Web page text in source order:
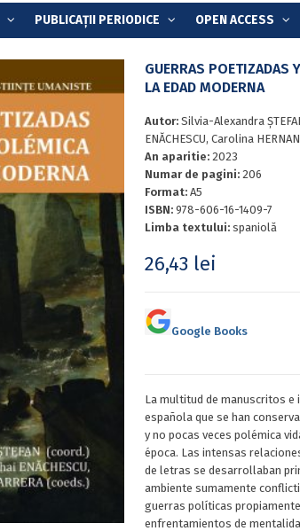
PUBLICAȚII PERIODICE OPEN ACCESS
GUERRAS POETIZADAS
LA EDAD MODERNA
Autor: Silvia-Alexandra
ENĂCHESCU, Carolina
An aparitie: 2023
Numar de pagini: 206
Format: A5
ISBN: 978-606-16-1409-7
Limba textului: spaniolă
26,43 lei
Google Books
La multitud de manuscritos e
española que se han
y no pocas veces polémica
época. Las intensas
de letras se desarrollaban
ambiente sumamente
guerras políticas
enfrentamientos de